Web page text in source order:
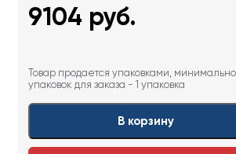
9104 руб.
Товар продается упаковками,
упаковок для заказа - 1 упаковка
В корзину